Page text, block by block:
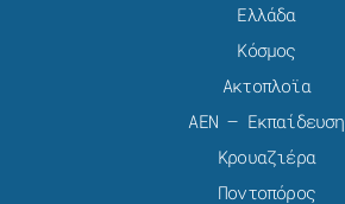
Ελλάδα
Κόσμος
Ακτοπλοϊα
ΑΕΝ – Εκπαίδευση
Κρουαζιέρα
Ποντοπόρος